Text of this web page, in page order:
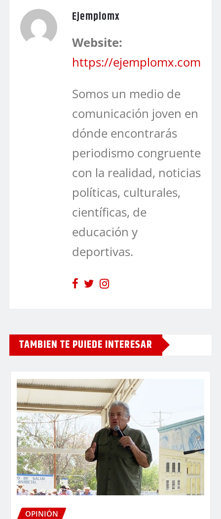
Ejemplomx
Website:
https://ejemplomx.com
Somos un medio de
comunicación joven en
dónde encontrarás
periodismo congruente
con la realidad, noticias
políticas, culturales,
científicas, de
educación y
deportivas.
TAMBIEN TE PUIEDE INTERESAR
OPINIÓN